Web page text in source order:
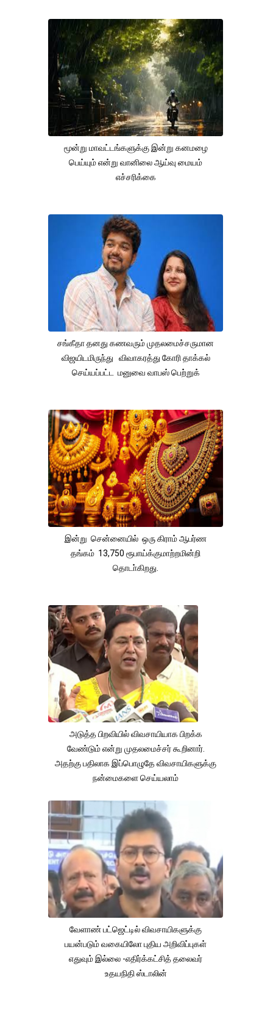
மூன்று மாவட்டங்களுக்கு இன்று கனமழை
பெய்யும் என்று வானிலை ஆய்வு மையம்
எச்சரிக்கை
சங்கீதா தனது கணவரும் முதலமைச்சருமான
விஜயிடமிருந்து விவாகரத்து கோரி தாக்கல்
செய்யப்பட்ட மனுவை வாபஸ் பெற்றுக்
இன்று சென்னையில் ஒரு கிராம் ஆபர்ண
தங்கம் 13,750 ரூபாய்க்குமாற்றமின்றி
தொடா்கிறது.
அடுத்த பிறவியில் விவசாயியாக பிறக்க
வேண்டும் என்று முதலமைச்சர் கூறினார்.
அதற்கு பதிலாக இப்பொழுதே விவசாயிகளுக்கு
நன்மைகளை செய்யலாம்
வேளாண் பட்ஜெட்டில் விவசாயிகளுக்கு
பயன்படும் வகையிலோ புதிய அறிவிப்புகள்
எதுவும் இல்லை -எதிர்க்கட்சித் தலைவர்
உதயநிதி ஸ்டாலின்